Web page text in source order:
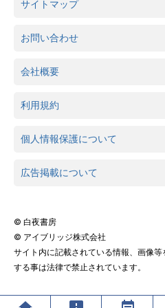
サイトマップ
お問い合わせ
会社概要
利用規約
個人情報保護について
広告掲載について
© 白夜書房
© アイブリッジ株式会社
サイト内に記載されている情報、画像等
する事は法律で禁止されています。